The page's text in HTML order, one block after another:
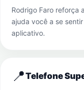
Rodrigo Faro reforça
ajuda você a se
aplicativo.
📍Telefone